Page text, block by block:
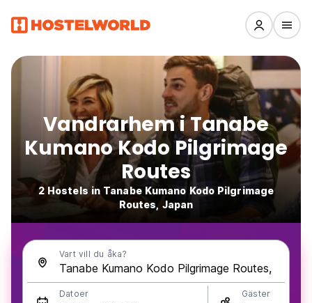
Vandrarhem i Tanabe
Kumano Kodo Pilgrimage
Routes
2 Hostels in Tanabe Kumano Kodo Pilgrimage
Routes, Japan
Vart vill du åka?
Datoer Gäster